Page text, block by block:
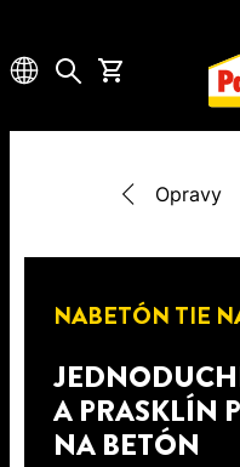
Opravy
NABETÓN TIE
A PRASKLÍN
NA BETÓN